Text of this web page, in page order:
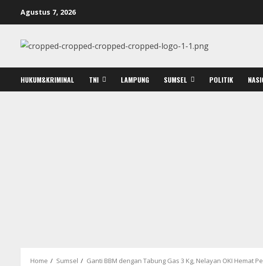
Agustus 7, 2026
HUKUM&KRIMINAL TNI LAMPUNG SUMSEL POLITIK
Home Sumsel Ganti BBM dengan Tabung Gas 3 Kg, Nelayan OKI Hemat